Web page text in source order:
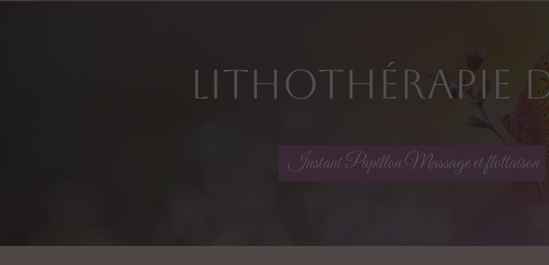
lithothérapie
Instant Papillon Massage et flottaison